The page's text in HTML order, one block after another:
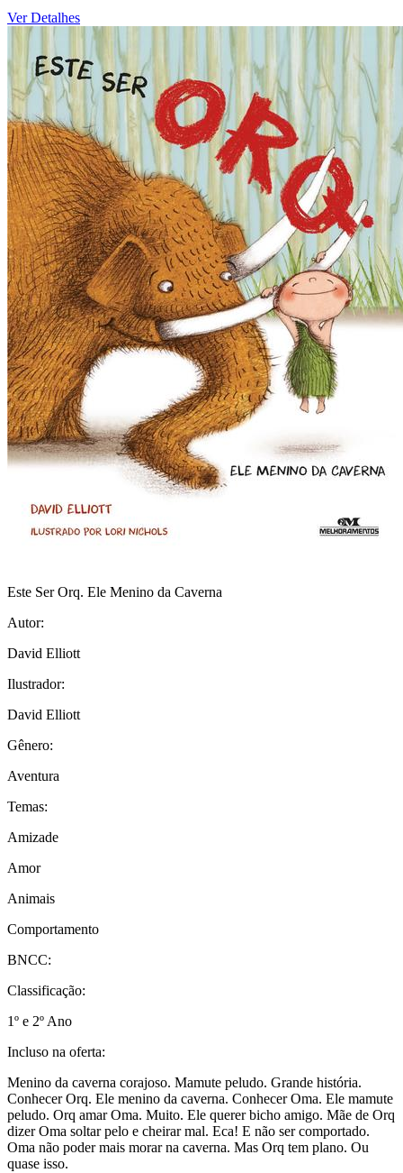
Ver Detalhes
Este Ser Orq. Ele Menino da Caverna
Autor:
David Elliott
Ilustrador:
David Elliott
Gênero:
Aventura
Temas:
Amizade
Amor
Animais
Comportamento
BNCC:
Classificação:
1º e 2º Ano
Incluso na oferta:
Menino da caverna corajoso. Mamute peludo. Grande história.
Conhecer Orq. Ele menino da caverna. Conhecer Oma. Ele mamute
peludo. Orq amar Oma. Muito. Ele querer bicho amigo. Mãe de Orq
dizer Oma soltar pelo e cheirar mal. Eca! E não ser comportado.
Oma não poder mais morar na caverna. Mas Orq tem plano. Ou
quase isso.